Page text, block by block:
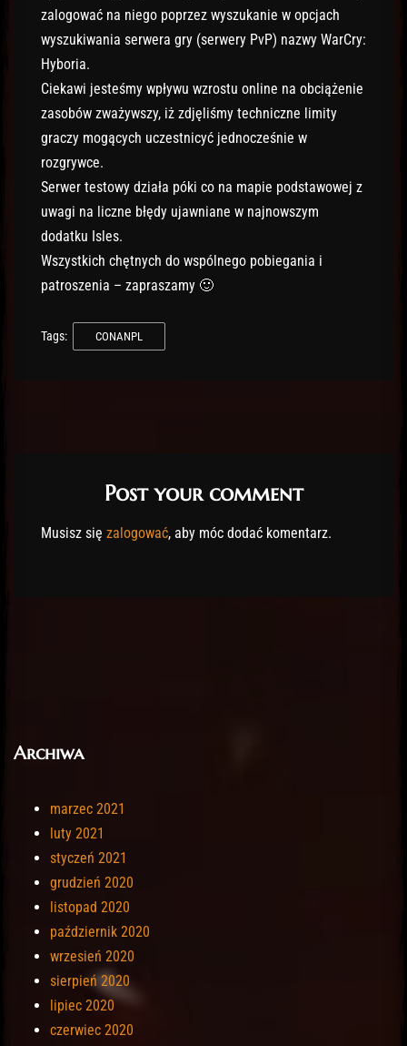
zalogować na niego poprzez wyszukanie w opcjach
wyszukiwania serwera gry (serwery PvP) nazwy WarCry:
Hyboria.
Ciekawi jesteśmy wpływu wzrostu online na obciążenie
zasobów zważywszy, iż zdjęliśmy techniczne limity
graczy mogących uczestnicyć jednocześnie w
rozgrywce.
Serwer testowy działa póki co na mapie podstawowej z
uwagi na liczne błędy ujawniane w najnowszym
dodatku Isles.
Wszystkich chętnych do wspólnego pobiegania i
patroszenia – zapraszamy 🙂
Tags: CONANPL
Post your comment
Musisz się zalogować, aby móc dodać komentarz.
Archiwa
marzec 2021
luty 2021
styczeń 2021
grudzień 2020
listopad 2020
październik 2020
wrzesień 2020
sierpień 2020
lipiec 2020
czerwiec 2020